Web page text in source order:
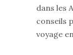
dans les
conseils
voyage